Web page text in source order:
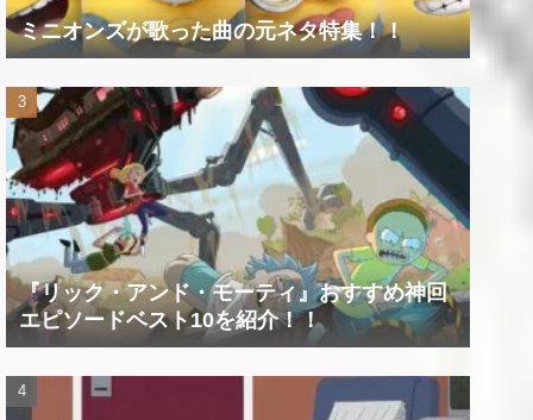
ミニオンズが歌った曲の元ネタ特集！！
『リック・アンド・モーティ』おすすめ神回
エピソードベスト10を紹介！！